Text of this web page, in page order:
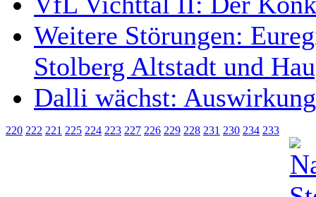
Weitere Störungen:
Stolberg Altstadt und
Dalli wächst:
220 222 221 225 224 223 227 226 229 228 231 230 234 233